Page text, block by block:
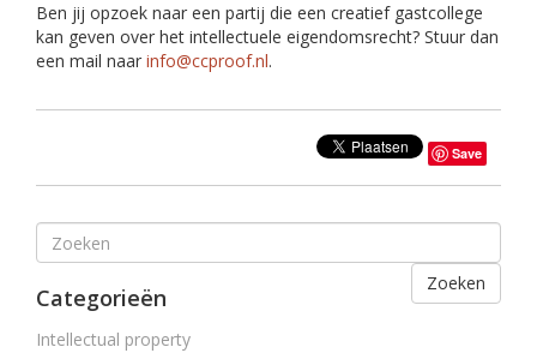
Ben jij opzoek naar een partij die een creatief gastcollege
kan geven over het intellectuele eigendomsrecht? Stuur dan
een mail naar info@ccproof.nl.
Save
Zoeken
Categorieën
Intellectual property